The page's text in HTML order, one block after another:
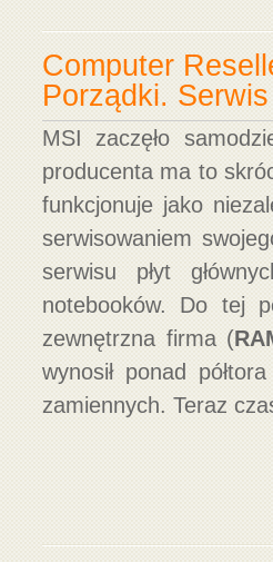
Computer
Porządki.
MSI zaczęło
producenta ma to
funkcjonuje jako
serwisowaniem
serwisu płyt
notebooków. Do tej
zewnętrzna firma (
wynosił ponad
zamiennych. Teraz